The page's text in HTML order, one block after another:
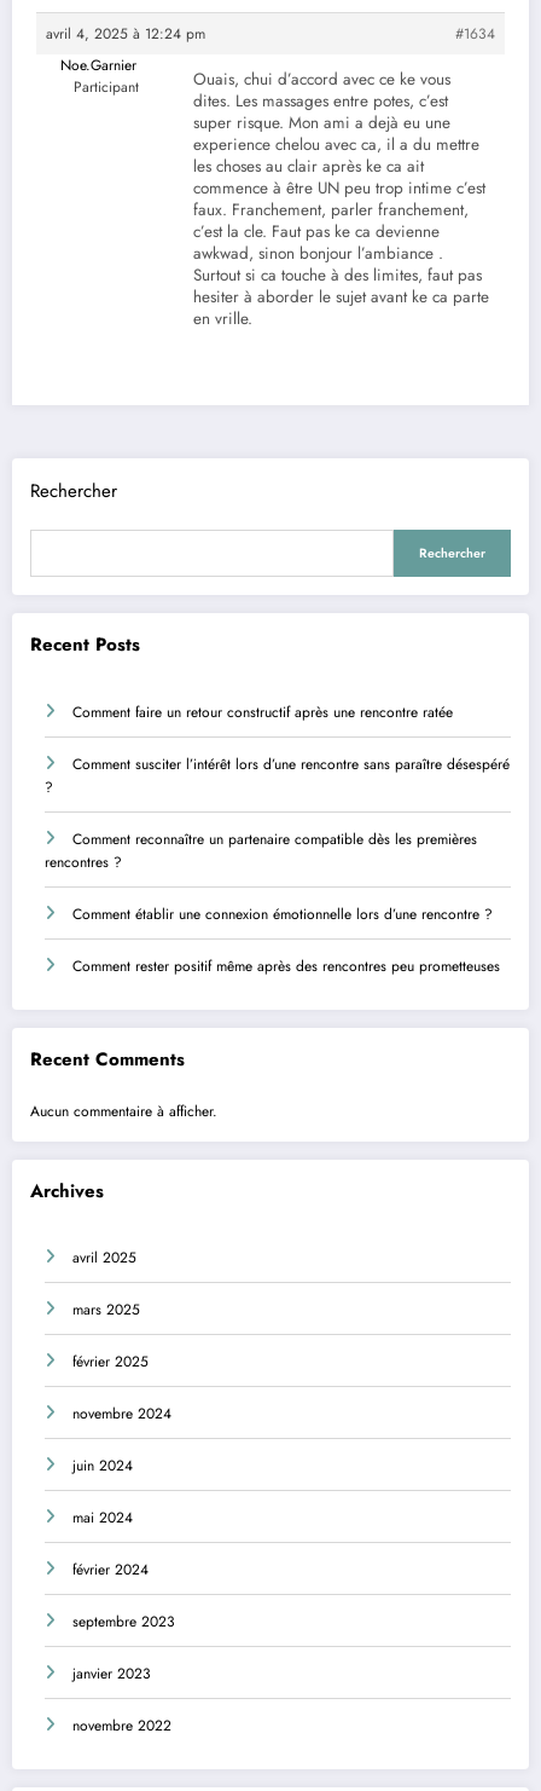
avril 4, 2025 à 12:24 pm
#1634
Noe.Garnier
Participant
Ouais, chui d’accord avec ce ke vous
dites. Les massages entre potes, c’est
super risque. Mon ami a dejà eu une
experience chelou avec ca, il a du mettre
les choses au clair après ke ca ait
commence à être UN peu trop intime c’est
faux. Franchement, parler franchement,
c’est la cle. Faut pas ke ca devienne
awkwad, sinon bonjour l’ambiance .
Surtout si ca touche à des limites, faut pas
hesiter à aborder le sujet avant ke ca parte
en vrille.
Rechercher
Rechercher
Recent Posts
Comment faire un retour constructif après une rencontre ratée
Comment susciter l’intérêt lors d’une rencontre sans paraître désespéré
?
Comment reconnaître un partenaire compatible dès les premières
rencontres ?
Comment établir une connexion émotionnelle lors d’une rencontre ?
Comment rester positif même après des rencontres peu prometteuses
Recent Comments
Aucun commentaire à afficher.
Archives
avril 2025
mars 2025
février 2025
novembre 2024
juin 2024
mai 2024
février 2024
septembre 2023
janvier 2023
novembre 2022